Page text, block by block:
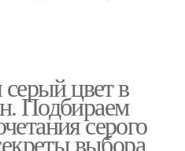
серый цвет в
Подбираем
серого
выбора